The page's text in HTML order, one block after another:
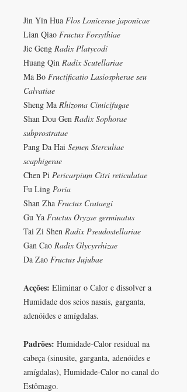
Jin Yin Hua Flos Lonicerae japonicae
Lian Qiao Fructus Forsythiae
Jie Geng Radix Platycodi
Huang Qin Radix Scutellariae
Ma Bo Fructificatio Lasiospherae seu
Calvatiae
Sheng Ma Rhizoma Cimicifugae
Shan Dou Gen Radix Sophorae
subprostratae
Pang Da Hai Semen Sterculiae
scaphigerae
Chen Pi Pericarpium Citri reticulatae
Fu Ling Poria
Shan Zha Fructus Crataegi
Gu Ya Fructus Oryzae germinatus
Tai Zi Shen Radix Pseudostellariae
Gan Cao Radix Glycyrrhizae
Da Zao Fructus Jujubae
Acções: Eliminar o Calor e dissolver a
Humidade dos seios nasais, garganta,
adenóides e amígdalas.
Padrões: Humidade-Calor residual na
cabeça (sinusite, garganta, adenóides e
amígdalas), Humidade-Calor no canal do
Estômago.